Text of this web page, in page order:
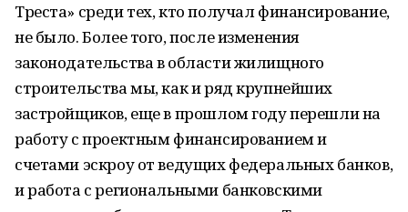
Треста» среди тех, кто получал финансирование,
не было. Более того, после изменения
законодательства в области жилищного
строительства мы, как и ряд крупнейших
застройщиков, еще в прошлом году перешли на
работу с проектным финансированием и
счетами эскроу от ведущих федеральных банков,
и работа с региональными банковскими